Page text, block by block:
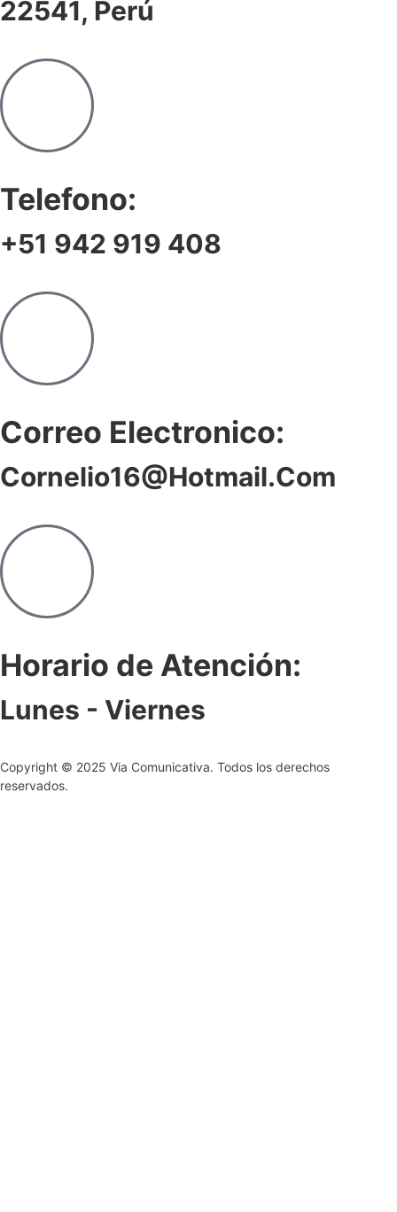
22541, Perú
Telefono:
+51 942 919 408
Correo Electronico:
Cornelio16@hotmail.com
Horario de Atención:
Lunes - Viernes
Copyright © 2025 Via Comunicativa. Todos los derechos
reservados.